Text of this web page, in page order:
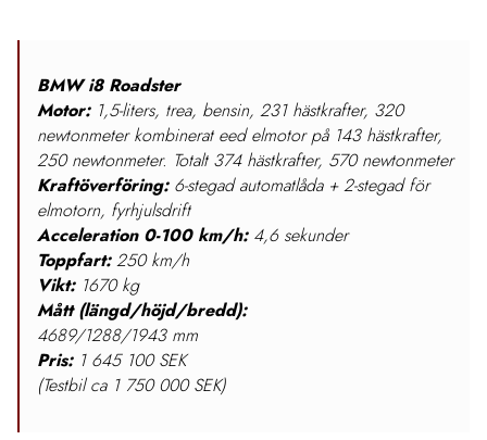
BMW i8 Roadster
Motor:1,5-liters, trea, bensin, 231 hästkrafter, 320
newtonmeter kombinerat eed elmotor på 143 hästkrafter,
250 newtonmeter. Totalt 374 hästkrafter, 570 newtonmeter
Kraftöverföring:6-stegad automatlåda + 2-stegad för
elmotorn, fyrhjulsdrift
Acceleration 0-100 km/h: 4,6 sekunder
Toppfart:250 km/h
Vikt: 1670 kg
Mått (längd/höjd/bredd):
4689/1288/1943 mm
Pris:1 645 100 SEK
(Testbil ca 1 750 000 SEK)